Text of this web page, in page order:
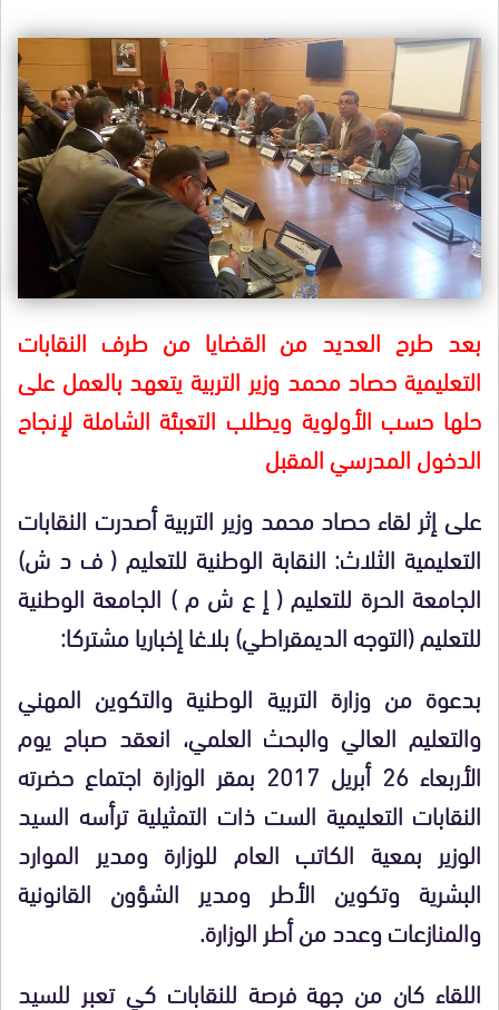
بعد طرح العديد من القضايا من طرف النقابات
التعليمية حصاد محمد وزير التربية يتعهد بالعمل على
حلها حسب الأولوية ويطلب التعبئة الشاملة لإنجاح
الدخول المدرسي المقبل
على إثر لقاء حصاد محمد وزير التربية أصدرت النقابات
التعليمية الثلاث: النقابة الوطنية للتعليم ( ف د ش)
الجامعة الحرة للتعليم ( إ ع ش م ) الجامعة الوطنية
للتعليم (التوجه الديمقراطي) بلاغا إخباريا مشتركا:
بدعوة من وزارة التربية الوطنية والتكوين المهني
والتعليم العالي والبحث العلمي، انعقد صباح يوم
الأربعاء 26 أبريل 2017 بمقر الوزارة اجتماع حضرته
النقابات التعليمية الست ذات التمثيلية ترأسه السيد
الوزير بمعية الكاتب العام للوزارة ومدير الموارد
البشرية وتكوين الأطر ومدير الشؤون القانونية
والمنازعات وعدد من أطر الوزارة.
اللقاء كان من جهة فرصة للنقابات كي تعبر للسيد